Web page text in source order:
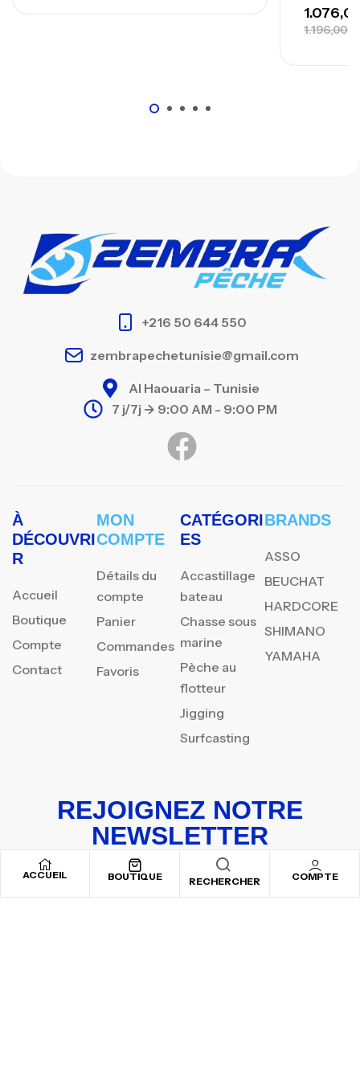
ACCUEIL BOUTIQUE RECHERCHER COMPTE
+216 50 644 550
zembrapechetunisie@gmail.com
Al Haouaria – Tunisie
7 j/7j -> 9:00 AM - 9:00 PM
À
DÉCOUVRI
R
Accueil
Boutique
Compte
Contact
MON
COMPTE
Détails du
compte
Panier
Commandes
Favoris
CATÉGORI
ES
Accastillage
bateau
Chasse sous
marine
Pèche au
flotteur
Jigging
Surfcasting
BRANDS
ASSO
BEUCHAT
HARDCORE
SHIMANO
YAMAHA
REJOIGNEZ NOTRE
NEWSLETTER
Inscrivez-vous pour recevoir nos offres spéciales